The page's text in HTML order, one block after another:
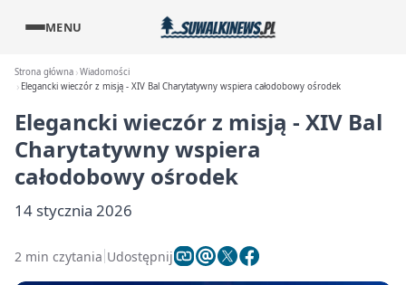
MENU
Strona główna Wiadomości
Elegancki wieczór z misją - XIV Bal Charytatywny wspiera całodobowy ośrodek
Elegancki wieczór z misją - XIV Bal
Charytatywny wspiera
całodobowy ośrodek
14 stycznia 2026
2 min czytania Udostępnij